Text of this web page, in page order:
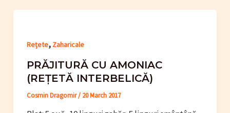
Rețete, Zaharicale
PRĂJITURĂ CU AMONIAC
(REȚETĂ INTERBELICĂ)
Cosmin Dragomir/ 20 March 2017